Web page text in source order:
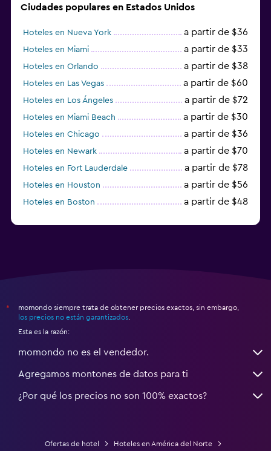
Ciudades populares en Estados Unidos
Hoteles en Nueva York a partir de $36
Hoteles en Miami a partir de $33
Hoteles en Orlando a partir de $38
Hoteles en Las Vegas a partir de $60
Hoteles en Los Ángeles a partir de $72
Hoteles en Miami Beach a partir de $30
Hoteles en Chicago a partir de $36
Hoteles en Newark a partir de $70
Hoteles en Fort Lauderdale a partir de $78
Hoteles en Houston a partir de $56
Hoteles en Boston a partir de $48
*
momondo siempre trata de obtener precios exactos, sin embargo,
los precios no están garantizados
Esta es la razón:
momondo no es el vendedor.
Agregamos montones de datos para ti
¿Por qué los precios no son 100% exactos?
Ofertas de hotel
Hoteles en América del Norte